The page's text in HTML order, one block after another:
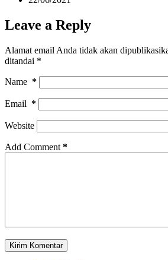
Leave a Reply
Alamat email Anda tidak akan
ditandai *
Name *
Email *
Website
Add Comment *
Kirim Komentar